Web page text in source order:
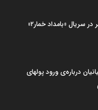
سریال «بامداد خمار۲»
درباره‌ی ورود پولهای